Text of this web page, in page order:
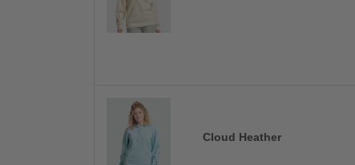
Cloud Heather